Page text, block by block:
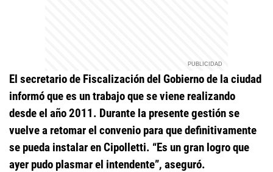
El secretario de Fiscalización del Gobierno de la ciudad
informó que es un trabajo que se viene realizando
desde el año 2011. Durante la presente gestión se
vuelve a retomar el convenio para que definitivamente
se pueda instalar en Cipolletti. “Es un gran logro que
ayer pudo plasmar el intendente”, aseguró.